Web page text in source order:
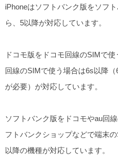
iPhoneはソフトバンク版をソフ
ら、5以降が対応しています。
ドコモ版をドコモ回線のSIMで
回線のSIMで使う場合は6s以降
が必要）が対応しています。
ソフトバンク版をドコモやau回
フトバンクショップなどで端末
以降の機種が対応しています。